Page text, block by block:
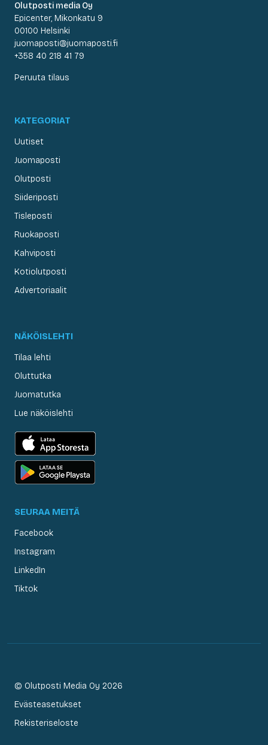
Olutposti media Oy
Epicenter, Mikonkatu 9
00100 Helsinki
juomaposti@juomaposti.fi
+358 40 218 41 79
Peruuta tilaus
KATEGORIAT
Uutiset
Juomaposti
Olutposti
Siideriposti
Tisleposti
Ruokaposti
Kahviposti
Kotiolutposti
Advertoriaalit
NÄKÖISLEHTI
Tilaa lehti
Oluttutka
Juomatutka
Lue näköislehti
SEURAA MEITÄ
Facebook
Instagram
LinkedIn
Tiktok
© Olutposti Media Oy 2026
Evästeasetukset
Rekisteriseloste